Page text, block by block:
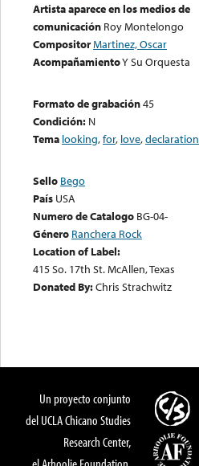
Artista aparece en los medios de
comunicación Roy Montelongo
CompositorMartinez, Oscar
AcompañamientoY Su Orquesta
Formato de grabación45
Condición: N
Tema looking,for, love,declaration
Sello Bego
País USA
Numero de Catalogo BG-04-
Género Ranchera Rock
Location of Label:
415 So. 17th St. McAllen, Texas
Donated By:Chris Strachwitz
Un proyecto conjunto
del UCLA Chicano Studies
Research Center,